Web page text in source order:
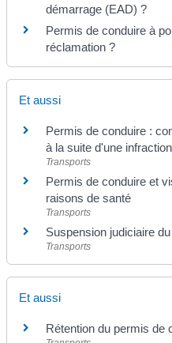
démarrage (EAD) ?
Permis de conduire à
réclamation ?
Et aussi
Permis de conduire :
à la suite d'une infraction
Transports
Permis de conduire et
raisons de santé
Transports
Suspension judiciaire
Transports
Et aussi
Rétention du permis de